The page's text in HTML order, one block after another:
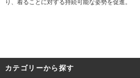
り、着ることに対する持続可能な姿勢を促進。
カテゴリーから探す